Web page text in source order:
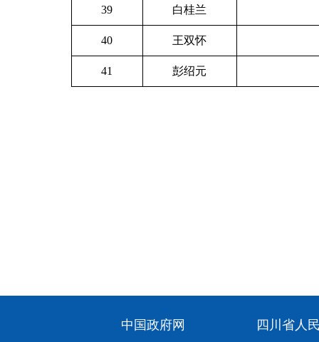
39 白桂兰
40 王双怀
41 彭绍元
中国政府网 四川省人